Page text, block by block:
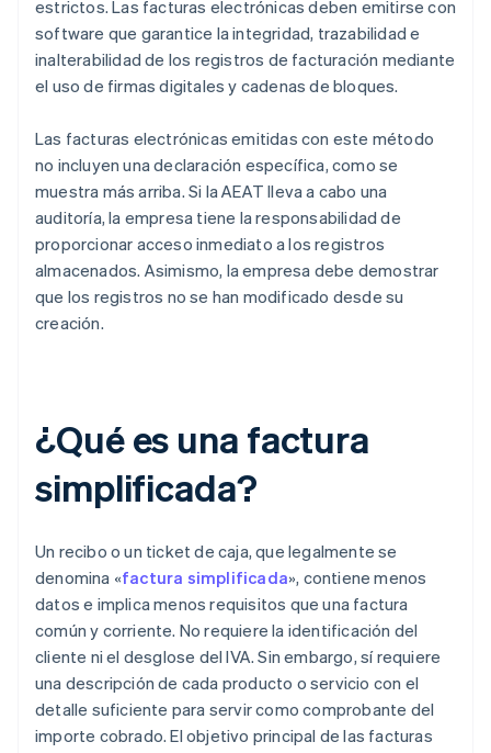
estrictos. Las facturas electrónicas deben emitirse con
software que garantice la integridad, trazabilidad e
inalterabilidad de los registros de facturación mediante
el uso de firmas digitales y cadenas de bloques.
Las facturas electrónicas emitidas con este método
no incluyen una declaración específica, como se
muestra más arriba. Si la AEAT lleva a cabo una
auditoría, la empresa tiene la responsabilidad de
proporcionar acceso inmediato a los registros
almacenados. Asimismo, la empresa debe demostrar
que los registros no se han modificado desde su
creación.
¿Qué es una factura
simplificada?
Un recibo o un ticket de caja, que legalmente se
denomina «factura simplificada», contiene menos
datos e implica menos requisitos que una factura
común y corriente. No requiere la identificación del
cliente ni el desglose del IVA. Sin embargo, sí requiere
una descripción de cada producto o servicio con el
detalle suficiente para servir como comprobante del
importe cobrado. El objetivo principal de las facturas